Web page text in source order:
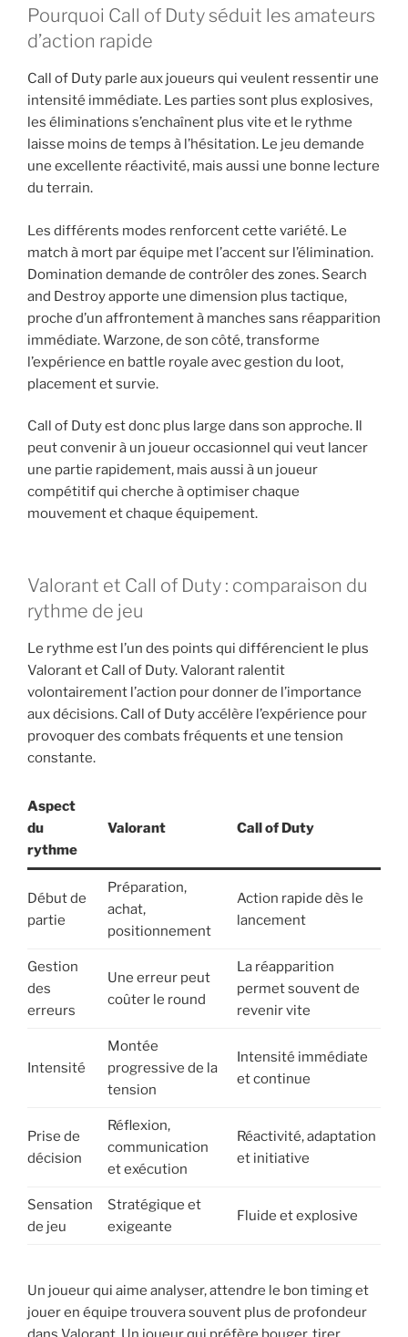
Pourquoi Call of Duty séduit les amateurs
d’action rapide
Call of Duty parle aux joueurs qui veulent ressentir une
intensité immédiate. Les parties sont plus explosives,
les éliminations s’enchaînent plus vite et le rythme
laisse moins de temps à l’hésitation. Le jeu demande
une excellente réactivité, mais aussi une bonne lecture
du terrain.
Les différents modes renforcent cette variété. Le
match à mort par équipe met l’accent sur l’élimination.
Domination demande de contrôler des zones. Search
and Destroy apporte une dimension plus tactique,
proche d’un affrontement à manches sans réapparition
immédiate. Warzone, de son côté, transforme
l’expérience en battle royale avec gestion du loot,
placement et survie.
Call of Duty est donc plus large dans son approche. Il
peut convenir à un joueur occasionnel qui veut lancer
une partie rapidement, mais aussi à un joueur
compétitif qui cherche à optimiser chaque
mouvement et chaque équipement.
Valorant et Call of Duty : comparaison du
rythme de jeu
Le rythme est l’un des points qui différencient le plus
Valorant et Call of Duty. Valorant ralentit
volontairement l’action pour donner de l’importance
aux décisions. Call of Duty accélère l’expérience pour
provoquer des combats fréquents et une tension
constante.
Aspect
du
rythme
Valorant Call of Duty
Début de
partie
Préparation,
achat,
positionnement
Action rapide dès le
lancement
Gestion
des
erreurs
Une erreur peut
coûter le round
La réapparition
permet souvent de
revenir vite
Intensité
Montée
progressive de la
tension
Intensité immédiate
et continue
Prise de
décision
Réflexion,
communication
et exécution
Réactivité, adaptation
et initiative
Sensation
de jeu
Stratégique et
exigeante
Fluide et explosive
Un joueur qui aime analyser, attendre le bon timing et
jouer en équipe trouvera souvent plus de profondeur